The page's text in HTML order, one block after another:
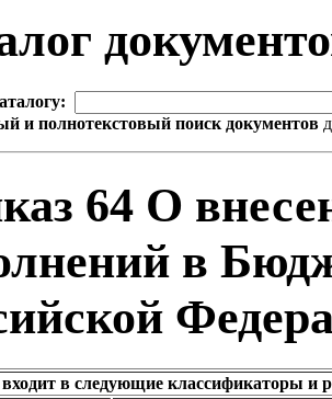
и полнотекстовый поиск документов
64 О
в
в следующие классификаторы и